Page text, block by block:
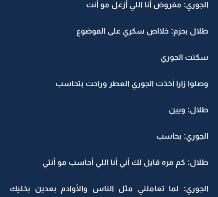
الجوري: مفروض أنا اللي أزعل مو أنت
طلال بحزم: خلااص سكري على الموضوع
سكتت الجوري
وصلوا زارا أخذت الجوري العطر وراحت بتحاسب
طلال: ويين
الجوري: بحاسب
طلال: كم مره قايل لك أني أنا اللي أحاسب مو أنتي
الجوري: لما تعاملني مثل الناس والأوادم بعدين بخليك